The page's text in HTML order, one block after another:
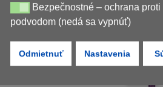
Bezpečnostné – ochrana proti
Bezpečnostné – ochrana proti
podvodom (nedá sa vypnúť)
Odmietnuť Nastavenia
Novinka